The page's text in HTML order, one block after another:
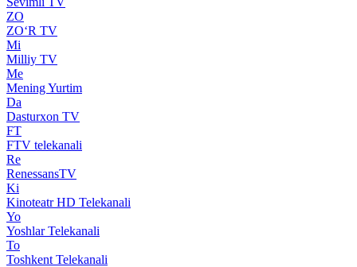
ZO
ZO‘R TV
Mi
Milliy TV
Me
Mening Yurtim
Da
Dasturxon TV
FT
FTV telekanali
Re
RenessansTV
Ki
Kinoteatr HD Telekanali
Yo
Yoshlar Telekanali
To
Toshkent Telekanali